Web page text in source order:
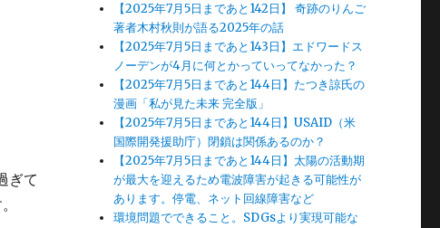
ぎて
【2025年7月5日まであと142日】 奇跡のりんご
著者木村秋則が語る2025年の話
【2025年7月5日まであと143日】エドワードス
ノーデンが4月に何とかっていってなかった？
【2025年7月5日まであと144日】たつき諒氏の
漫画「私が見た未来 完全版」
【2025年7月5日まであと144日】USAID（米
国際開発援助庁）閉鎖は関係あるのか？
【2025年7月5日まであと144日】太陽の活動期
が最大を迎えるため電波障害が起きる可能性が
あります。停電、ネット回線障害など
環境問題でできること。SDGsより実現可能な